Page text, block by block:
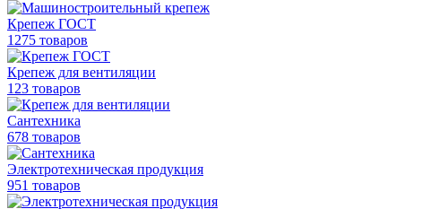
Крепеж ГОСТ
1275 товаров
Крепеж для вентиляции
123 товаров
Сантехника
678 товаров
Электротехническая продукция
951 товаров